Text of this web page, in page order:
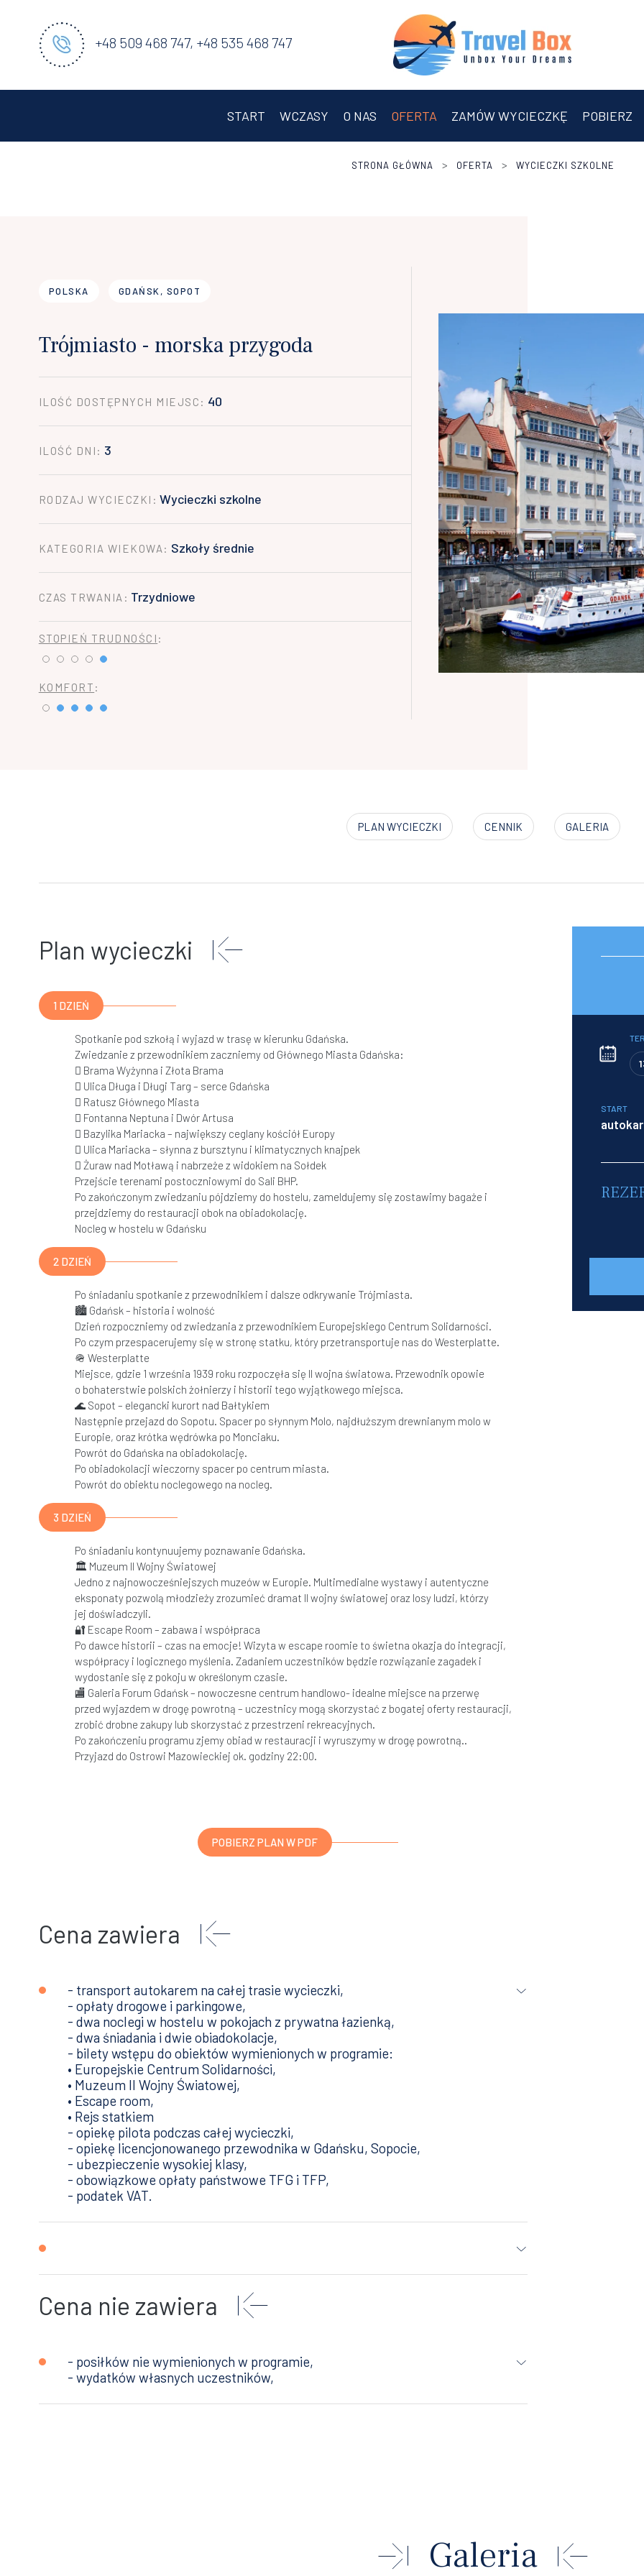
+48 509 468 747, +48 535 468 747
START WCZASY O NAS OFERTA ZAMÓW WYCIECZKĘ POBIERZ
STRONA GŁÓWNA > OFERTA > WYCIECZKI SZKOLNE
POLSKA GDAŃSK, SOPOT
Trójmiasto - morska przygoda
ILOŚĆ DOSTĘPNYCH MIEJSC: 40
ILOŚĆ DNI: 3
RODZAJ WYCIECZKI: Wycieczki szkolne
KATEGORIA WIEKOWA: Szkoły średnie
CZAS TRWANIA: Trzydniowe
STOPIEŃ TRUDNOŚCI :
KOMFORT :
PLAN WYCIECZKI CENNIK GALERIA
Plan wycieczki
1 DZIEŃ
Spotkanie pod szkołą i wyjazd w trasę w kierunku Gdańska.
Zwiedzanie z przewodnikiem zaczniemy od Głównego Miasta Gdańska:
 Brama Wyżynna i Złota Brama
 Ulica Długa i Długi Targ – serce Gdańska
 Ratusz Głównego Miasta
 Fontanna Neptuna i Dwór Artusa
 Bazylika Mariacka – największy ceglany kościół Europy
 Ulica Mariacka – słynna z bursztynu i klimatycznych knajpek
 Żuraw nad Motławą i nabrzeże z widokiem na Sołdek
Przejście terenami postoczniowymi do Sali BHP.
Po zakończonym zwiedzaniu pójdziemy do hostelu, zameldujemy się zostawimy bagaże i
przejdziemy do restauracji obok na obiadokolację.
Nocleg w hostelu w Gdańsku
2 DZIEŃ
Po śniadaniu spotkanie z przewodnikiem i dalsze odkrywanie Trójmiasta.
🏙 Gdańsk – historia i wolność
Dzień rozpoczniemy od zwiedzania z przewodnikiem Europejskiego Centrum Solidarności.
Po czym przespacerujemy się w stronę statku, który przetransportuje nas do Westerplatte.
🪖 Westerplatte
Miejsce, gdzie 1 września 1939 roku rozpoczęła się II wojna światowa. Przewodnik opowie
o bohaterstwie polskich żołnierzy i historii tego wyjątkowego miejsca.
🌊 Sopot – elegancki kurort nad Bałtykiem
Następnie przejazd do Sopotu. Spacer po słynnym Molo, najdłuższym drewnianym molo w
Europie, oraz krótka wędrówka po Monciaku.
Powrót do Gdańska na obiadokolację.
Po obiadokolacji wieczorny spacer po centrum miasta.
Powrót do obiektu noclegowego na nocleg.
3 DZIEŃ
Po śniadaniu kontynuujemy poznawanie Gdańska.
🏛️ Muzeum II Wojny Światowej
Jedno z najnowocześniejszych muzeów w Europie. Multimedialne wystawy i autentyczne
eksponaty pozwolą młodzieży zrozumieć dramat II wojny światowej oraz losy ludzi, którzy
jej doświadczyli.
🔐 Escape Room – zabawa i współpraca
Po dawce historii – czas na emocje! Wizyta w escape roomie to świetna okazja do integracji,
współpracy i logicznego myślenia. Zadaniem uczestników będzie rozwiązanie zagadek i
wydostanie się z pokoju w określonym czasie.
🏬 Galeria Forum Gdańsk – nowoczesne centrum handlowo- idealne miejsce na przerwę
przed wyjazdem w drogę powrotną – uczestnicy mogą skorzystać z bogatej oferty restauracji,
zrobić drobne zakupy lub skorzystać z przestrzeni rekreacyjnych.
Po zakończeniu programu zjemy obiad w restauracji i wyruszymy w drogę powrotną..
Przyjazd do Ostrowi Mazowieckiej ok. godziny 22:00.
POBIERZ PLAN W PDF
Cena zawiera
- transport autokarem na całej trasie wycieczki,
- opłaty drogowe i parkingowe,
- dwa noclegi w hostelu w pokojach z prywatna łazienką,
- dwa śniadania i dwie obiadokolacje,
- bilety wstępu do obiektów wymienionych w programie:
• Europejskie Centrum Solidarności,
• Muzeum II Wojny Światowej,
• Escape room,
• Rejs statkiem
- opiekę pilota podczas całej wycieczki,
- opiekę licencjonowanego przewodnika w Gdańsku, Sopocie,
- ubezpieczenie wysokiej klasy,
- obowiązkowe opłaty państwowe TFG i TFP,
- podatek VAT.
Cena nie zawiera
- posiłków nie wymienionych w programie,
- wydatków własnych uczestników,
START
Galeria